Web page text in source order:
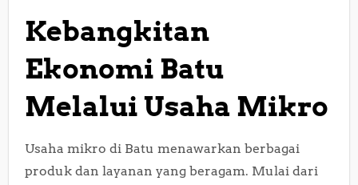
Kebangkitan
Ekonomi Batu
Melalui Usaha Mikro
Usaha mikro di Batu menawarkan berbagai
produk dan layanan yang beragam. Mulai dari